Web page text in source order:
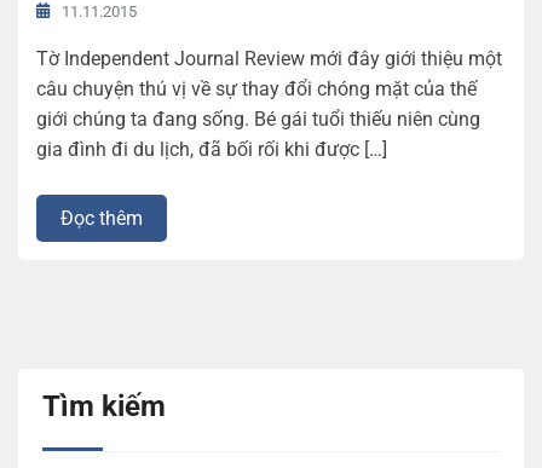
11.11.2015
Tờ Independent Journal Review mới đây giới thiệu một
câu chuyện thú vị về sự thay đổi chóng mặt của thế
giới chúng ta đang sống. Bé gái tuổi thiếu niên cùng
gia đình đi du lịch, đã bối rối khi được […]
Đọc thêm
Tìm kiếm